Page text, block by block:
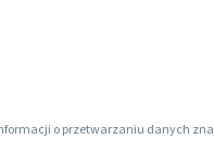
o przetwarzaniu danych